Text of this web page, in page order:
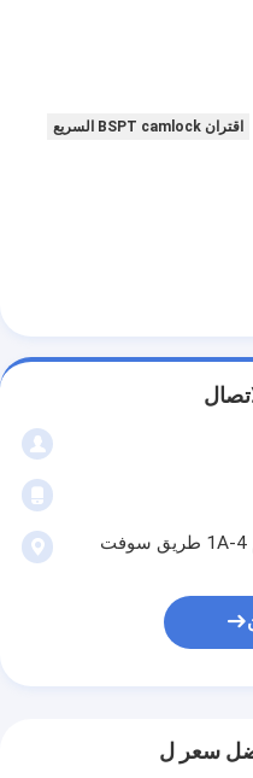
من رقائق الألومنيوم
اقتران BSPT camlock السريع
غرفة سوفت فيو سنتر A-705 ، رقم 1A-4 طريق سوفت
سعر ل